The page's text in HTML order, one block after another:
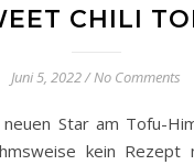
CHILI
Juni 5, 2022/No Comments
kein Rezept